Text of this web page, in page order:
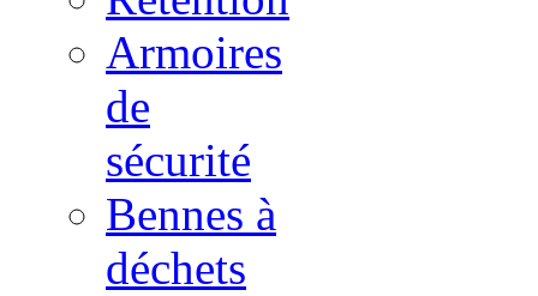
Armoires
de
sécurité
Bennes à
déchets